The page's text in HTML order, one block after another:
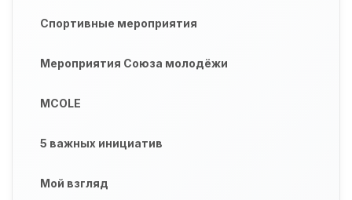
Спортивные мероприятия
Мероприятия Союза молодёжи
MCOLE
5 важных инициатив
Мой взгляд